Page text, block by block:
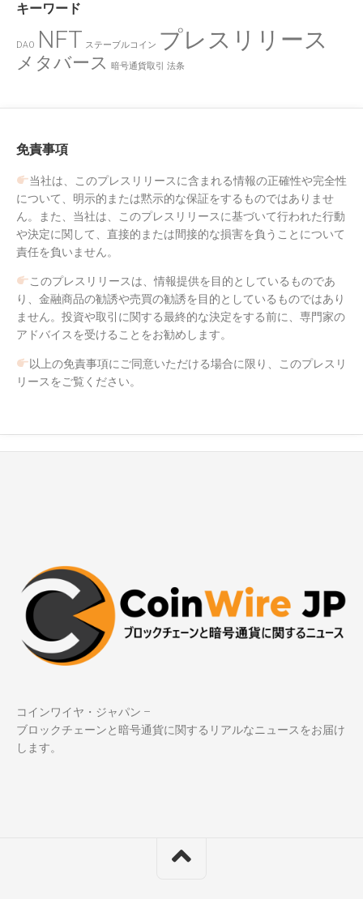
キーワード
DAO NFT ステーブルコイン プレスリリース
メタバース 暗号通貨取引 法条
免責事項
当社は、このプレスリリースに含まれる情報の正確性や完全性
について、明示的または黙示的な保証をするものではありませ
ん。また、当社は、このプレスリリースに基づいて行われた行動
や決定に関して、直接的または間接的な損害を負うことについて
責任を負いません。
このプレスリリースは、情報提供を目的としているものであ
り、金融商品の勧誘や売買の勧誘を目的としているものではあり
ません。投資や取引に関する最終的な決定をする前に、専門家の
アドバイスを受けることをお勧めします。
以上の免責事項にご同意いただける場合に限り、このプレスリ
リースをご覧ください。
コインワイヤ・ジャパン –
ブロックチェーンと暗号通貨に関するリアルなニュースをお届け
します。